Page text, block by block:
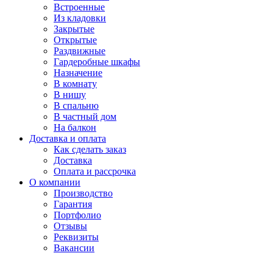
Встроенные
Из кладовки
Закрытые
Открытые
Раздвижные
Гардеробные шкафы
Назначение
В комнату
В нишу
В спальню
В частный дом
На балкон
Доставка и оплата
Как сделать заказ
Доставка
Оплата и рассрочка
О компании
Производство
Гарантия
Портфолио
Отзывы
Реквизиты
Вакансии